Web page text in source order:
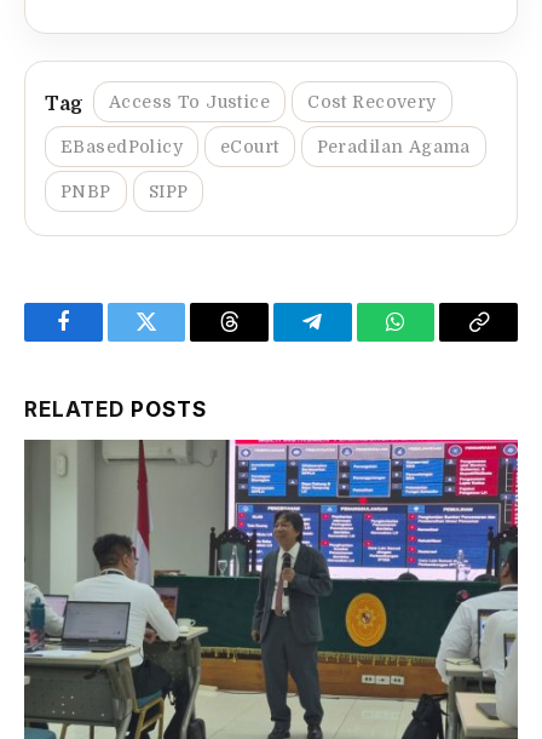
Access To Justice Cost Recovery
EBasedPolicy eCourt Peradilan Agama
PNBP SIPP
FacebookTwitter Threads TelegramWhatsAppCopy
RELATED POSTS